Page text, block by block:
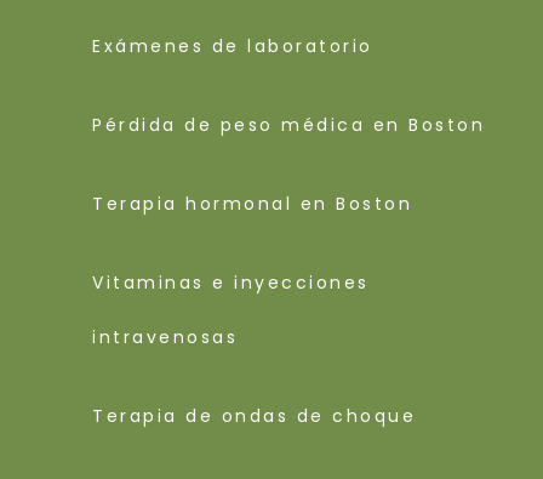
Exámenes de laboratorio
Pérdida de peso médica en Boston
Terapia hormonal en Boston
Vitaminas e inyecciones
intravenosas
Terapia de ondas de choque